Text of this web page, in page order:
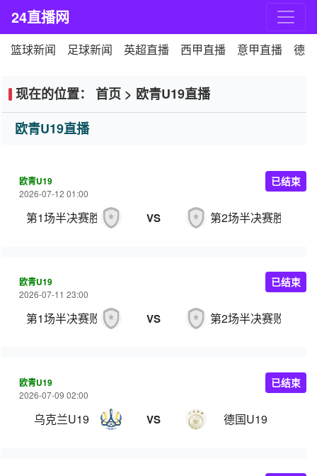
24直播网
篮球新闻 足球新闻 英超直播 西甲直播 意甲直播 德
现在的位置： 首页 > 欧青U19直播
欧青U19直播
欧青U19
2026-07-12 01:00
第1场半决赛胜者 VS 第2场半决赛胜者
已结束
欧青U19
2026-07-11 23:00
第1场半决赛败者 VS 第2场半决赛败者
已结束
欧青U19
2026-07-09 02:00
乌克兰U19 VS 德国U19
已结束